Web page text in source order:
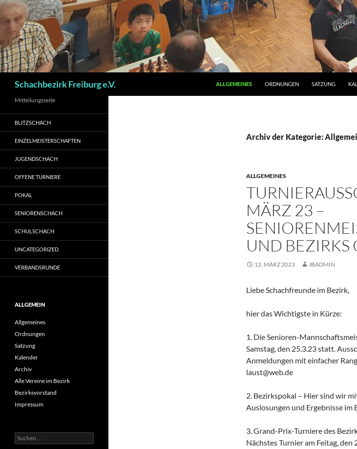
Schachbezirk Freiburg e.V. ALLGEMEINES ORDNUNGEN SATZUNG
Archiv der Kategorie:
ALLGEMEINES
MÄRZ 23 –
UND BEZIRKS
12. MÄRZ 2023 JBADMIN
Liebe Schachfreunde im Bezirk,
hier das Wichtigste in Kürze:
1. Die Senioren-
Samstag, den 25.3.23 statt.
Anmeldungen mit einfacher
laust@web.de
2. Bezirkspokal – Hier sind wir
Auslosungen und Ergebnisse im
3. Grand-Prix-Turniere des
Nächstes Turnier am Feitag, den
Mitteilungsseite
BLITZSCHACH
EINZELMEISTERSCHAFTEN
JUGENDSCHACH
OFFENE TURNIERE
POKAL
SENIORENSCHACH
SCHULSCHACH
UNCATEGORIZED
VERBANDSRUNDE
ALLGEMEIN
Allgemeines
Ordnungen
Satzung
Kalender
Archiv
Alle Vereine im Bezirk
Bezirksvorstand
Impressum
Suche
nach: